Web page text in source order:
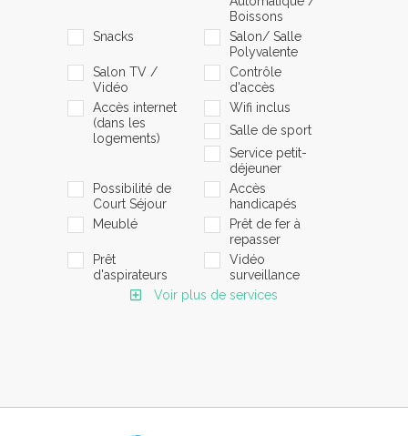
Boissons
Snacks
Salon/ Salle
Polyvalente
Salon TV /
Vidéo
Contrôle
d'accès
Accès internet
(dans les
logements)
Wifi inclus
Salle de sport
Service petit-
déjeuner
Possibilité de
Court Séjour
Accès
handicapés
Meublé
Prêt de fer à
repasser
Prêt
d'aspirateurs
Vidéo
surveillance
Voir plus de services